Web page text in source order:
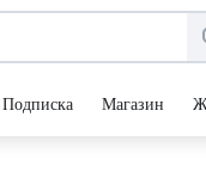
Подписка Магазин